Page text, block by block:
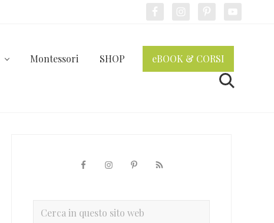
Montessori SHOP eBOOK & CORSI
Cerca
primaria
Cerca